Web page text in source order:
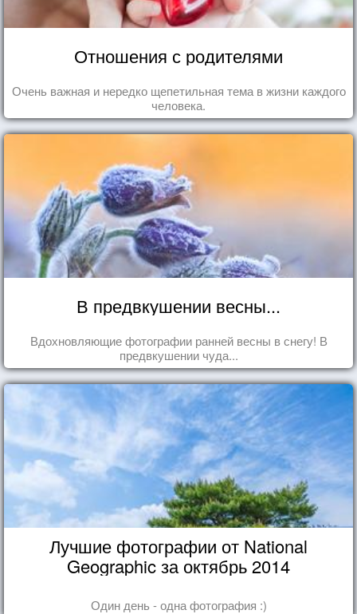
Отношения с родителями
Очень важная и нередко щепетильная тема в жизни каждого
человека.
В предвкушении весны...
Вдохновляющие фотографии ранней весны в снегу! В
предвкушении чуда...
Лучшие фотографии от National
Geographic за октябрь 2014
Один день - одна фотография :)